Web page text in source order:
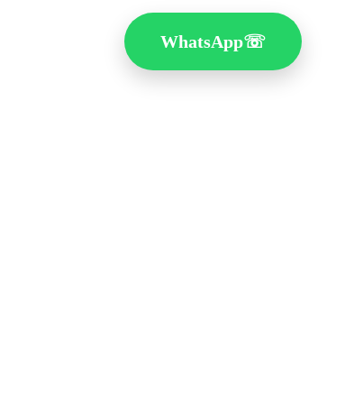
☏
WhatsApp